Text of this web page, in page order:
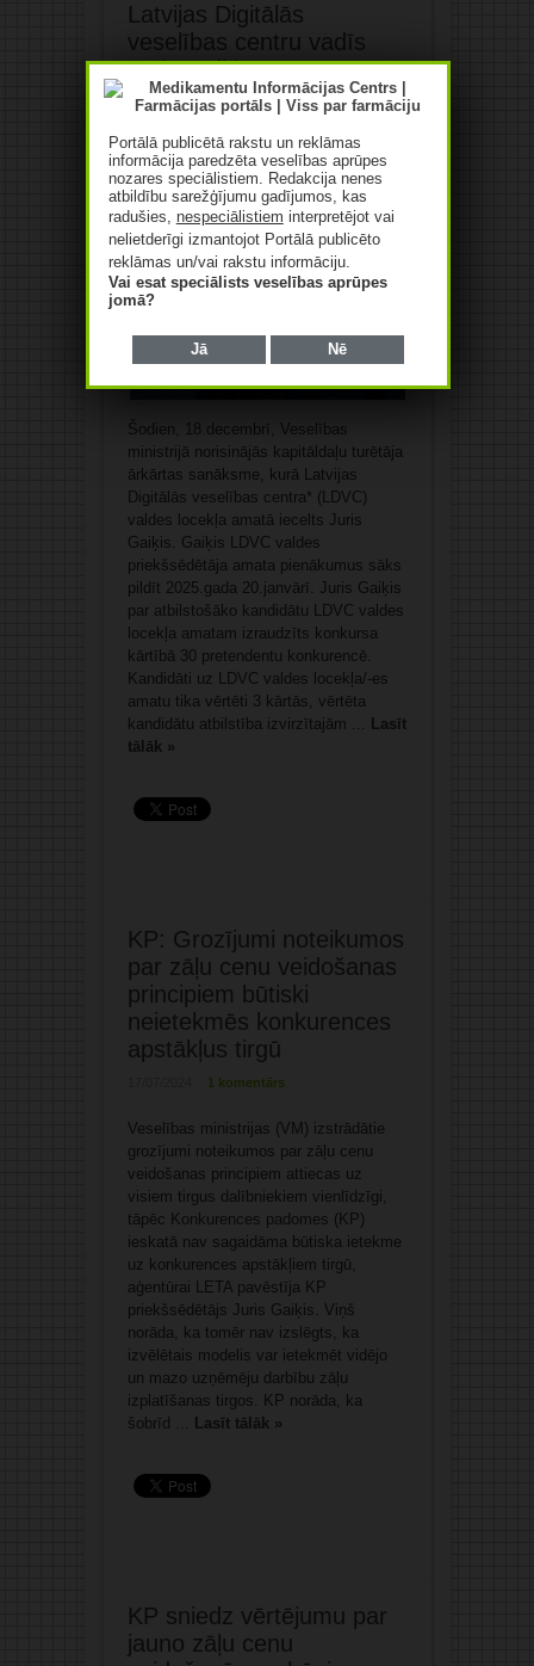
Latvijas Digitālās
veselības centru vadīs
Juris Gaiķis
18/12/2024 Rakstīt komentāru
Šodien, 18.decembrī, Veselības
ministrijā norisinājās kapitāldaļu turētāja
ārkārtas sanāksme, kurā Latvijas
Digitālās veselības centra* (LDVC)
valdes locekļa amatā iecelts Juris
Gaiķis. Gaiķis LDVC valdes
priekšsēdētāja amata pienākumus sāks
pildīt 2025.gada 20.janvārī. Juris Gaiķis
par atbilstošāko kandidātu LDVC valdes
locekļa amatam izraudzīts konkursa
kārtībā 30 pretendentu konkurencē.
Kandidāti uz LDVC valdes locekļa/-es
amatu tika vērtēti 3 kārtās, vērtēta
kandidātu atbilstība izvirzītajām ... Lasīt
tālāk »
KP: Grozījumi noteikumos
par zāļu cenu veidošanas
principiem būtiski
neietekmēs konkurences
apstākļus tirgū
1 komentārs
Veselības ministrijas (VM) izstrādātie
grozījumi noteikumos par zāļu cenu
veidošanas principiem attiecas uz
visiem tirgus dalībniekiem vienlīdzīgi,
tāpēc Konkurences padomes (KP)
ieskatā nav sagaidāma būtiska ietekme
uz konkurences apstākļiem tirgū,
aģentūrai LETA pavēstīja KP
priekšsēdētājs Juris Gaiķis. Viņš
norāda, ka tomēr nav izslēgts, ka
izvēlētais modelis var ietekmēt vidējo
un mazo uzņēmēju darbību zāļu
izplatīšanas tirgos. KP norāda, ka
šobrīd ... Lasīt tālāk »
KP sniedz vērtējumu par
jauno zāļu cenu
Portālā publicētā rakstu un reklāmas
informācija paredzēta veselības aprūpes
nozares speciālistiem. Redakcija nenes
atbildību sarežģījumu gadījumos, kas
radušies, nespeciālistiem interpretējot vai
nelietderīgi izmantojot Portālā publicēto
reklāmas un/vai rakstu informāciju.
Vai esat speciālists veselības aprūpes
jomā?
Jā Nē